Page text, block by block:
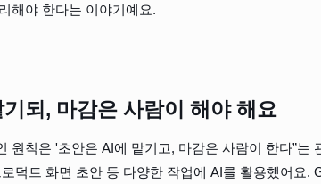
해야 한다는 이야기예요.
되, 마감은 사람이 해야 해요
원칙은 '초안은 AI에 맡기고, 마감은 사람이 한다”는
덕트 화면 초안 등 다양한 작업에 AI를 활용했어요.